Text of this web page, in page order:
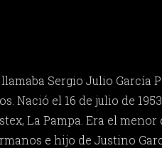
llamaba Sergio Julio García
Nació el 16 de julio de
La Pampa. Era el
e hijo de Justino